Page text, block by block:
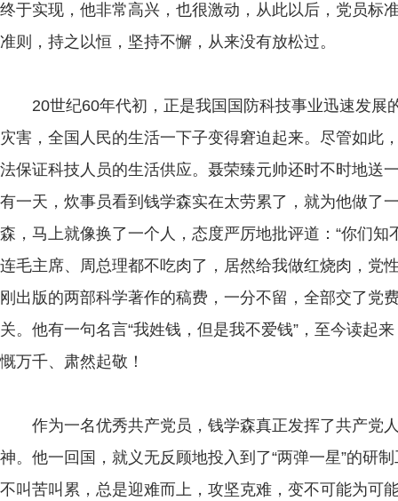
终于实现，他非常高兴，也很激动，从此以后，党员标
准则，持之以恒，坚持不懈，从来没有放松过。
20世纪60年代初，正是我国国防科技事业迅速发展
灾害，全国人民的生活一下子变得窘迫起来。尽管如此
法保证科技人员的生活供应。聂荣臻元帅还时不时地送
有一天，炊事员看到钱学森实在太劳累了，就为他做了
森，马上就像换了一个人，态度严厉地批评道：“你们
连毛主席、周总理都不吃肉了，居然给我做红烧肉，党
刚出版的两部科学著作的稿费，一分不留，全部交了党
关。他有一句名言“我姓钱，但是我不爱钱”，至今读起
慨万千、肃然起敬！
作为一名优秀共产党员，钱学森真正发挥了共产党
神。他一回国，就义无反顾地投入到了“两弹一星”的研
不叫苦叫累，总是迎难而上，攻坚克难，变不可能为可